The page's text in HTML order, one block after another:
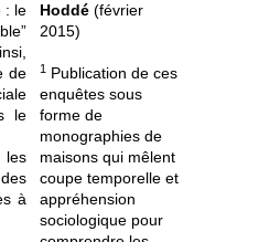
: le
de
le
à
Hoddé (février
2015)
1Publication de ces
enquêtes sous
forme de
monographies de
maisons qui mêlent
coupe temporelle et
appréhension
sociologique pour